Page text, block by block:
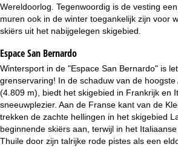
Wereldoorlog. Tegenwoordig is de vesting
muren ook in de winter toegankelijk zijn voor
skiërs uit het nabijgelegen skigebied.
Espace San Bernardo
Wintersport in de "Espace San Bernardo" is
grenservaring! In de schaduw van de
(4.809 m), biedt het skigebied in Frankrijk en
sneeuwplezier. Aan de Franse kant van de
trekken de zachte hellingen in het skigebied
beginnende skiërs aan, terwijl in het
Thuile door zijn talrijke rode pistes als een